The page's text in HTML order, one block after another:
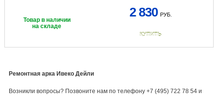
Товар в наличии
на складе
2 830 РУБ.
КУПИТЬ
Ремонтная арка Ивеко Дейли
Возникли вопросы? Позвоните нам по телефону +7 (495) 722 78 54 и